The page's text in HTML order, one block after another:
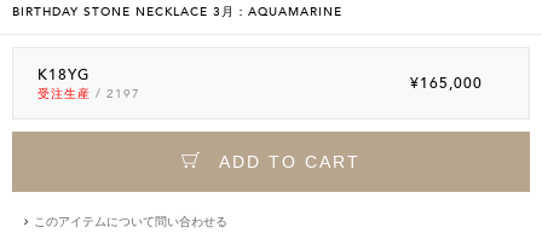
BIRTHDAY STONE NECKLACE 3月：AQUAMARINE
K18YG
受注生産 / 2197
¥165,000
ADD TO CART
このアイテムについて問い合わせる